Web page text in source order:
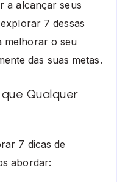
a alcançar seus
7 dessas
melhorar o seu
das suas metas.
Qualquer
7 dicas de
abordar: